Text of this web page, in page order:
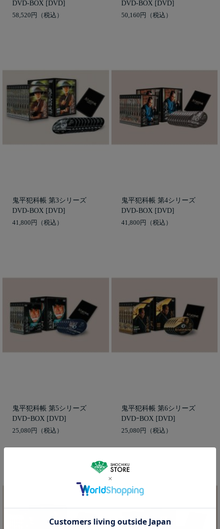
DVD-BOX [DVD]
58,520円
DVD-BOX [DVD]
50,160円
鬼平犯科帳 第3シリーズ
DVD-BOX [DVD]
41,800円
鬼平犯科帳 第4シリーズ
DVD-BOX [DVD]
41,800円
鬼平犯科帳 第5シリーズ
DVDｰBOX [DVD]
25,080円
鬼平犯科帳 第6シリーズ
DVDｰBOX [DVD]
25,080円